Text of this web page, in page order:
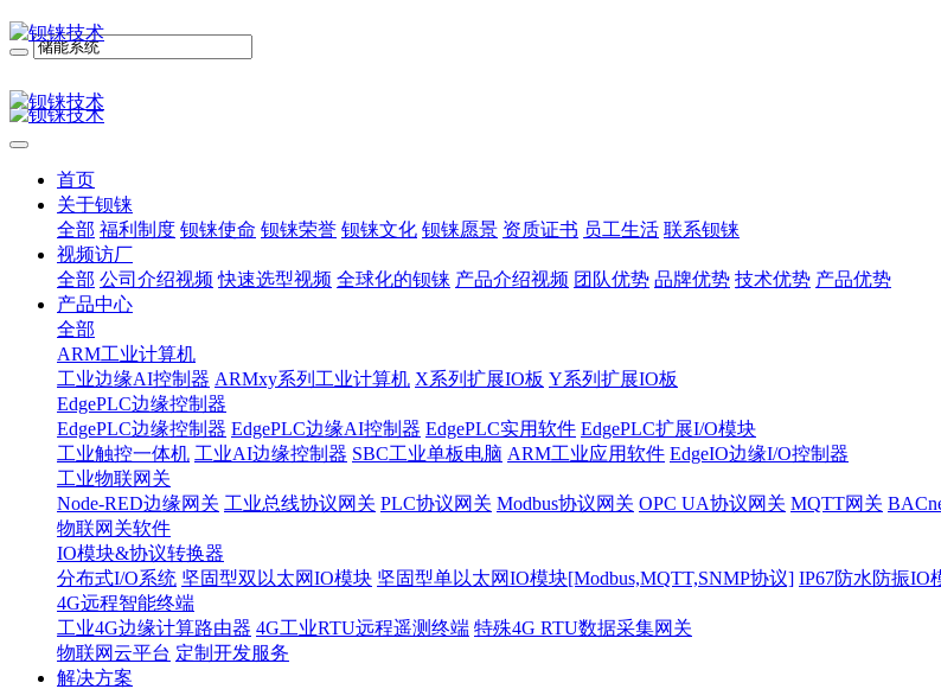
首页
关于钡铼
全部 福利制度 钡铼使命 钡铼荣誉 钡铼文化 钡铼愿景 资质证书 员工生活 联系钡铼
视频访厂
全部 公司介绍视频 快速选型视频 全球化的钡铼 产品介绍视频 团队优势 品牌优势 技术优势 产品优势
产品中心
全部
ARM工业计算机
工业边缘AI控制器 ARMxy系列工业计算机 X系列扩展IO板 Y系列扩展IO板
EdgePLC边缘控制器
EdgePLC边缘控制器 EdgePLC边缘AI控制器 EdgePLC实用软件 EdgePLC扩展I/O模块
工业触控一体机 工业AI边缘控制器 SBC工业单板电脑 ARM工业应用软件 EdgeIO边缘I/O控制器
工业物联网关
Node-RED边缘网关 工业总线协议网关 PLC协议网关 Modbus协议网关 OPC UA协议网关 MQTT网关
物联网关软件
IO模块&协议转换器
分布式I/O系统 坚固型双以太网IO模块 坚固型单以太网IO模块[Modbus,MQTT,SNMP协议] IP67防水防振IO
4G远程智能终端
工业4G边缘计算路由器 4G工业RTU远程遥测终端 特殊4G RTU数据采集网关
物联网云平台 定制开发服务
解决方案